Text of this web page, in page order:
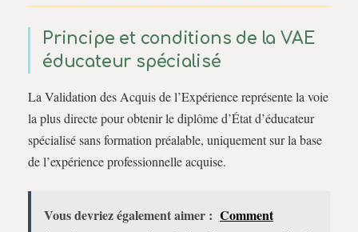
Principe et conditions de la VAE
éducateur spécialisé
La Validation des Acquis de l’Expérience représente la voie
la plus directe pour obtenir le diplôme d’État d’éducateur
spécialisé sans formation préalable, uniquement sur la base
de l’expérience professionnelle acquise.
Vous devriez également aimer : Comment